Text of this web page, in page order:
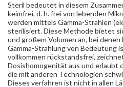
Steril bedeutet in diesem
keimfrei, d. h. frei von lebenden
werden mittels Gamma-Strahlen
sterilisiert. Diese Methode bietet
und großem Volumen an, bei
Gamma-Strahlung von Bedeutung
vollkommen rückstandsfrei,
Dosishomogenität aus und erlaubt
die mit anderen Technologien
Dieses verfahren ist nicht in allen